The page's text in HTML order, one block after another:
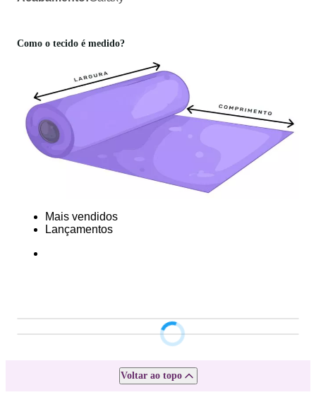
Como o tecido é medido?
Mais vendidos
Lançamentos
Voltar ao topo